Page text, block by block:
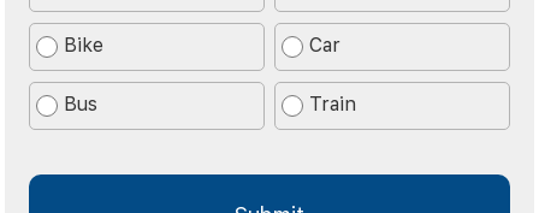
Bike Car
Bus Train